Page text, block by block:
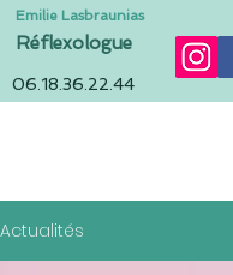
Réflexologue
Emilie Lasbraunias
06.18.36.22.44
Actualités